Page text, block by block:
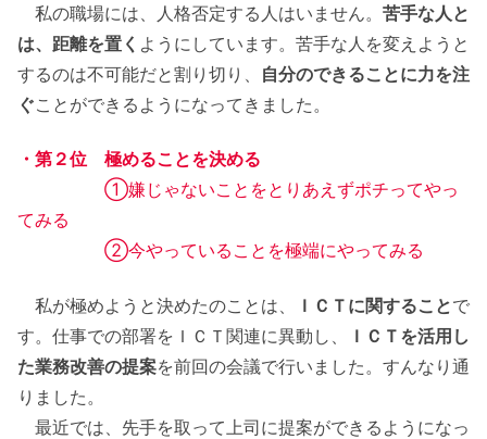
私の職場には、人格否定する人はいません。 苦手な人と
は、距離を置く ようにしています。苦手な人を変えようと
するのは不可能だと割り切り、 自分のできることに力を注
ぐことができるようになってきました。
・第２位 極めることを決める
①嫌じゃないことをとりあえずポチってやっ
てみる
②今やっていることを極端にやってみる
私が極めようと決めたのことは、 ＩＣＴに関することで
す。仕事での部署をＩＣＴ関連に異動し、
ＩＣＴを活用し
た業務改善の提案を前回の会議で行いました。すんなり通
りました。
最近では、先手を取って上司に提案ができるようになっ